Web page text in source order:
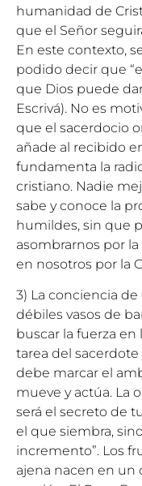
humanidad de
que el Señor
En este contexto,
podido decir que
que Dios puede
Escrivá). No es
que el sacerdocio
añade al recibido
fundamenta la
cristiano. Nadie
sabe y conoce la
humildes, sin que
asombrarnos por
en nosotros por la
3) La conciencia
débiles vasos de
buscar la fuerza en
tarea del sacerdote
debe marcar el
mueve y actúa. La
será el secreto de
el que siembra,
incremento”. Los
ajena nacen en un